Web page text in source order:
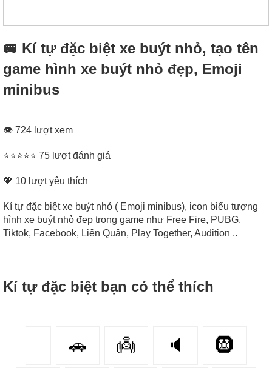
🚐 Kí tự đặc biệt xe buýt nhỏ, tạo tên
game hình xe buýt nhỏ đẹp, Emoji
minibus
👁 724 lượt xem
⭐⭐⭐⭐⭐ 75 lượt đánh giá
💖 10 lượt yêu thích
Kí tự đặc biệt xe buýt nhỏ ( Emoji minibus), icon biểu tượng
hình xe buýt nhỏ đẹp trong game như Free Fire, PUBG,
Tiktok, Facebook, Liên Quân, Play Together, Audition ..
Kí tự đặc biệt bạn có thể thích
🚗 👼 🔈 🛞